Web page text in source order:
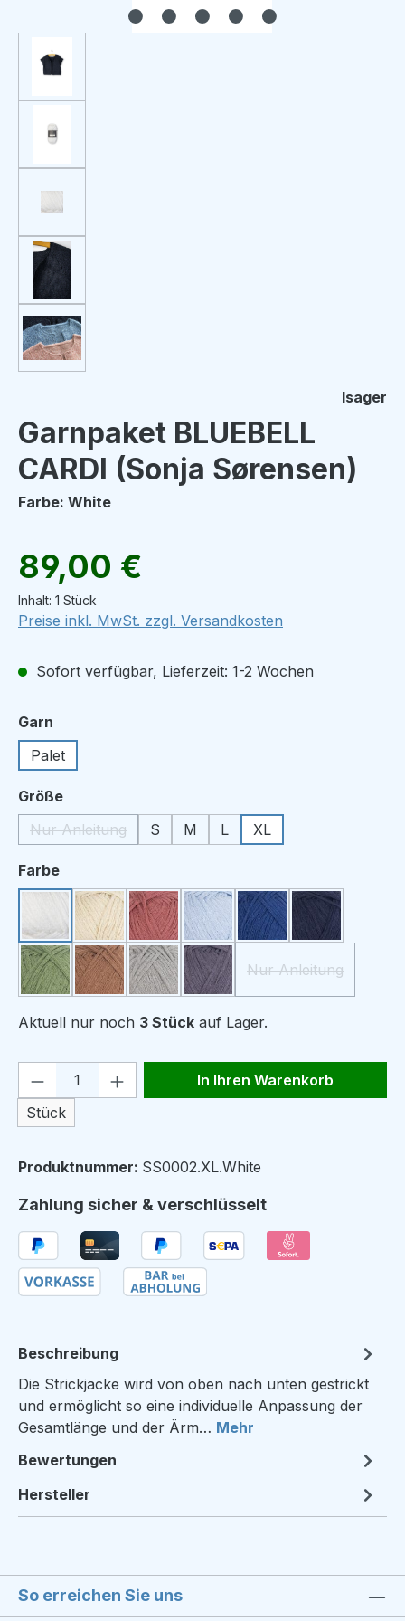
Isager
Garnpaket BLUEBELL
CARDI (Sonja Sørensen)
Farbe: White
Regulärer Preis:
89,00 €
Inhalt: 1 Stück
Preise inkl. MwSt. zzgl. Versandkosten
Sofort verfügbar, Lieferzeit: 1-2 Wochen
Garn
Palet
Größeauswählen
Nur Anleitung
(Diese Option ist zurzeit nicht verfügbar.)
S M L XL
Farbeauswählen
White Linen Blush Frost Indigo Navy
Green TeaNougat Sage Granit
Nur Anleitung
(Diese Option ist
Aktuell nur noch 3 Stück auf Lager.
Produkt Anzahl: Gib den
Stück
In Ihren Warenkorb
Produktnummer: SS0002.XL.White
Zahlung sicher & verschlüsselt
Beschreibung
Die Strickjacke wird von oben nach unten gestrickt
und ermöglicht so eine individuelle Anpassung der
Gesamtlänge und der Ärm… Mehr
Bewertungen
Hersteller
So erreichen Sie uns